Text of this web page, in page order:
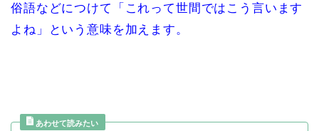
俗語などにつけて「これって世間ではこう言います
よね」という意味を加えます。